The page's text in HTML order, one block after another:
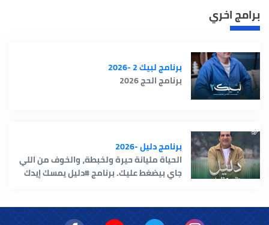
برامج اخري
برنامج لبيك 2 -2026
برنامج الحج 2026
برنامج دليل -2026
الحياة مليانة حيرة ولخبطة، والخوف من اللي
جاي بيضغط عليك. برنامج #دليل يمسك إيدك
ويهدأ قلبك وتطمّن على حياتك ورزقك.